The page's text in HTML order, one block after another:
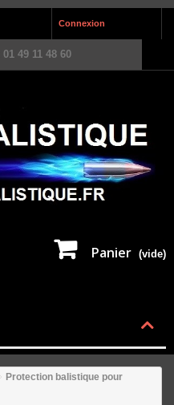
Connexion
01 49 11 48 60
Panier (vide)
Protection balistique pour